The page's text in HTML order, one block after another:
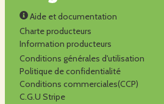
Aide et documentation
Charte producteurs
Information producteurs
Conditions générales d'utilisation
Politique de confidentialité
Conditions commerciales(CCP)
C.G.U Stripe